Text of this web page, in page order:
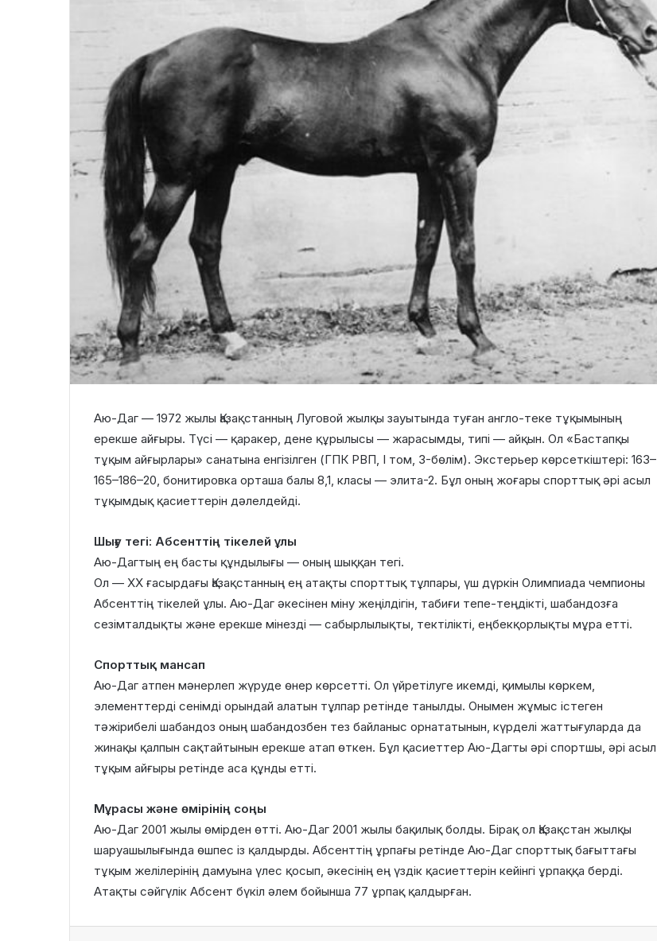
Аю-Даг — 1972 жылы Қазақстанның Луговой жылқы зауытында туған англо-теке тұқымының
ерекше айғыры. Түсі — қаракер, дене құрылысы — жарасымды, типі — айқын. Ол «Бастапқы
тұқым айғырлары» санатына енгізілген (ГПК РВП, I том, 3-бөлім). Экстерьер көрсеткіштері: 163–
165–186–20, бонитировка орташа балы 8,1, класы — элита-2. Бұл оның жоғары спорттық әрі асыл
тұқымдық қасиеттерін дәлелдейді.
Шығу тегі: Абсенттің тікелей ұлы
Аю-Дагтың ең басты құндылығы — оның шыққан тегі.
Ол — ХХ ғасырдағы Қазақстанның ең атақты спорттық тұлпары, үш дүркін Олимпиада чемпионы
Абсенттің тікелей ұлы. Аю-Даг әкесінен міну жеңілдігін, табиғи тепе-теңдікті, шабандозға
сезімталдықты және ерекше мінезді — сабырлылықты, тектілікті, еңбекқорлықты мұра етті.
Спорттық мансап
Аю-Даг атпен мәнерлеп жүруде өнер көрсетті. Ол үйретілуге икемді, қимылы көркем,
элементтерді сенімді орындай алатын тұлпар ретінде танылды. Онымен жұмыс істеген
тәжірибелі шабандоз оның шабандозбен тез байланыс орнататынын, күрделі жаттығуларда да
жинақы қалпын сақтайтынын ерекше атап өткен. Бұл қасиеттер Аю-Дагты әрі спортшы, әрі асыл
тұқым айғыры ретінде аса құнды етті.
Мұрасы және өмірінің соңы
Аю-Даг 2001 жылы өмірден өтті. Аю-Даг 2001 жылы бақилық болды. Бірақ ол Қазақстан жылқы
шаруашылығында өшпес із қалдырды. Абсенттің ұрпағы ретінде Аю-Даг спорттық бағыттағы
тұқым желілерінің дамуына үлес қосып, әкесінің ең үздік қасиеттерін кейінгі ұрпаққа берді.
Атақты сәйгүлік Абсент бүкіл әлем бойынша 77 ұрпақ қалдырған.